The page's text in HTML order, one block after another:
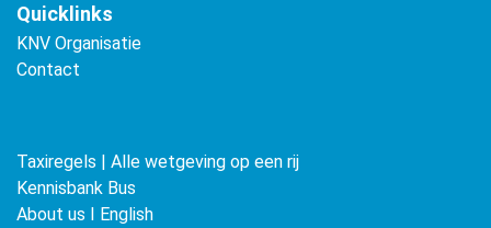
Quicklinks
KNV Organisatie
Contact
Taxiregels | Alle wetgeving op een rij
Kennisbank Bus
About us ǀ English